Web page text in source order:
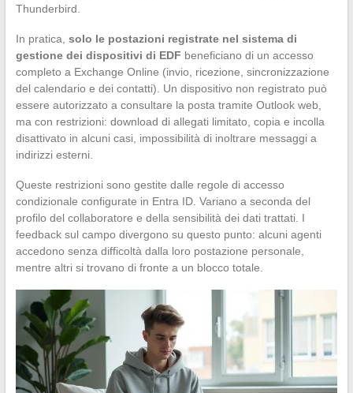
Thunderbird.
In pratica, solo le postazioni registrate nel sistema di
gestione dei dispositivi di EDF beneficiano di un accesso
completo a Exchange Online (invio, ricezione, sincronizzazione
del calendario e dei contatti). Un dispositivo non registrato può
essere autorizzato a consultare la posta tramite Outlook web,
ma con restrizioni: download di allegati limitato, copia e incolla
disattivato in alcuni casi, impossibilità di inoltrare messaggi a
indirizzi esterni.
Queste restrizioni sono gestite dalle regole di accesso
condizionale configurate in Entra ID. Variano a seconda del
profilo del collaboratore e della sensibilità dei dati trattati. I
feedback sul campo divergono su questo punto: alcuni agenti
accedono senza difficoltà dalla loro postazione personale,
mentre altri si trovano di fronte a un blocco totale.